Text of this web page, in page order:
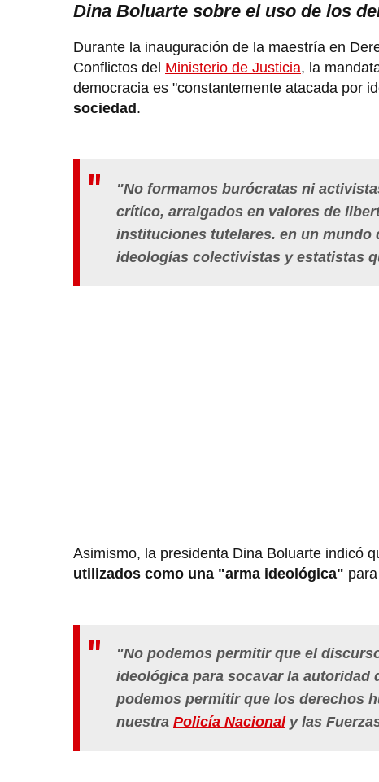
Dina Boluarte sobre el uso de los
Durante la inauguración de la maestría en
Conflictos del Ministerio de Justicia, la
democracia es "constantemente atacada por
sociedad .
"No formamos burócratas ni
crítico, arraigados en valores de
instituciones tutelares. en un mundo
ideologías colectivistas y estatistas
Asimismo, la presidenta Dina Boluarte indicó
utilizados como una "arma ideológica"
"No podemos permitir que el
ideológica para socavar la
podemos permitir que los derechos
nuestra Policía Nacionaly las